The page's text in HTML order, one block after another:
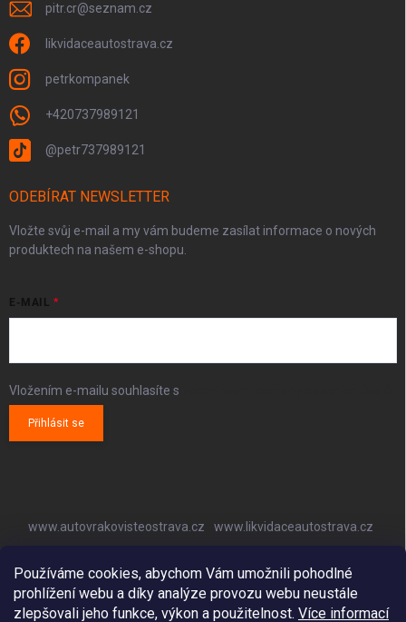
Používáme cookies, abychom Vám umožnili pohodlné
prohlížení webu a díky analýze provozu webu neustále
zlepšovali jeho funkce, výkon a použitelnost. Více informací
pitr.cr@seznam.cz
likvidaceautostrava.cz
petrkompanek
+420737989121
@petr737989121
ODEBÍRAT NEWSLETTER
Vložte svůj e-mail a my vám budeme zasílat informace o nových
produktech na našem e-shopu.
E-MAIL
Vložením e-mailu souhlasíte s
Přihlásit se
www.autovrakovisteostrava.cz
www.likvidaceautostrava.cz